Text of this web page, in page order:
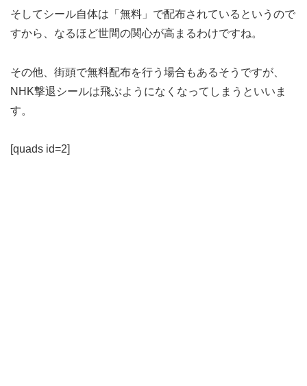
そしてシール自体は「無料」で配布されているというので
すから、なるほど世間の関心が高まるわけですね。
その他、街頭で無料配布を行う場合もあるそうですが、
NHK撃退シールは飛ぶようになくなってしまうといいま
す。
[quads id=2]